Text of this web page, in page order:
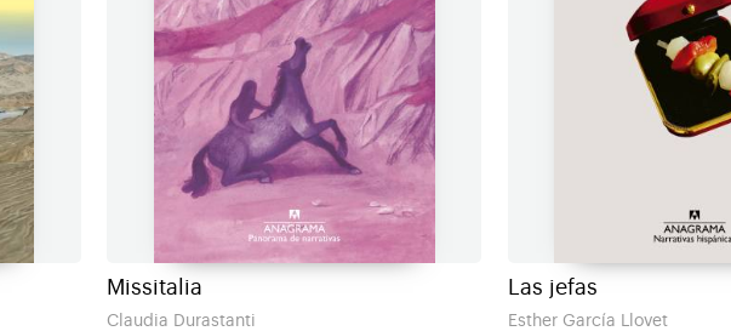
Missitalia
Claudia Durastanti
Las jefas
Esther García Llovet